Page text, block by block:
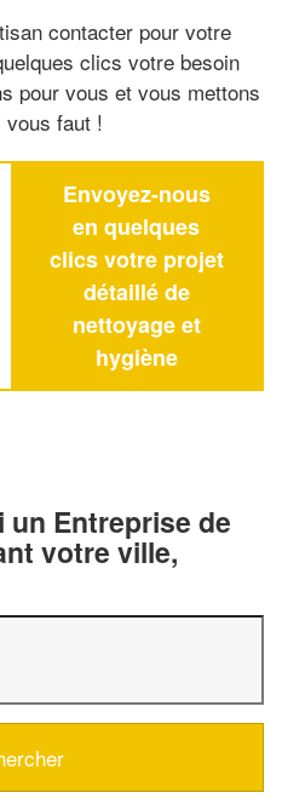
contacter pour votre
clics votre besoin
pour vous et vous mettons
vous faut !
Envoyez-nous
en quelques
clics votre projet
détaillé de
nettoyage et
hygiène
un Entreprise de
votre ville,